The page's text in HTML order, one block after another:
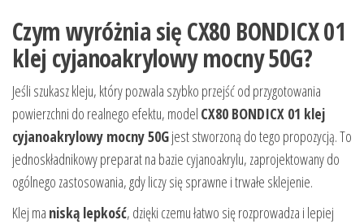
Czym wyróżnia się CX80 BONDICX 01
klej cyjanoakrylowy mocny 50G?
Jeśli szukasz kleju, który pozwala szybko przejść od przygotowania
powierzchni do realnego efektu, model CX80 BONDICX 01 klej
cyjanoakrylowy mocny 50Gjest stworzoną do tego propozycją. To
jednoskładnikowy preparat na bazie cyjanoakrylu, zaprojektowany do
ogólnego zastosowania, gdy liczy się sprawne i trwałe sklejenie.
Klej ma niską lepkość, dzięki czemu łatwo się rozprowadza i lepiej